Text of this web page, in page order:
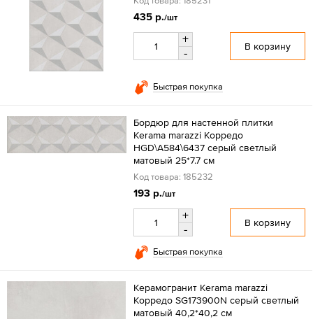
435 р./шт
+
-
В корзину
Быстрая покупка
Бордюр для настенной плитки
Kerama marazzi Корредо
HGD\A584\6437 серый светлый
матовый 25*7.7 см
Код товара: 185232
193 р./шт
+
-
В корзину
Быстрая покупка
Керамогранит Kerama marazzi
Корредо SG173900N серый светлый
матовый 40,2*40,2 см